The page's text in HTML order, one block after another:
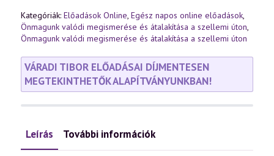
Kategóriák: Előadások Online, Egész napos online előadások,
Önmagunk valódi megismerése és átalakítása a szellemi úton,
Önmagunk valódi megismerése és átalakítása a szellemi úton
VÁRADI TIBOR ELŐADÁSAI DÍJMENTESEN
MEGTEKINTHETŐK ALAPÍTVÁNYUNKBAN!
Leírás További információk